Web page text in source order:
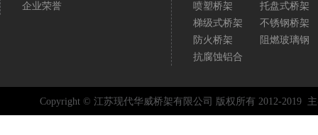
企业荣誉
喷塑桥架
托盘式桥架
梯级式桥架
不锈钢桥架
防火桥架
阻燃玻璃钢
抗腐蚀铝合
Copyright © 江苏现代华威桥架有限公司 版权所有 2012-2019